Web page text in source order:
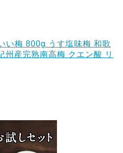
い梅 800g うす塩味梅 和歌
州産完熟南高梅 クエン酸 リ